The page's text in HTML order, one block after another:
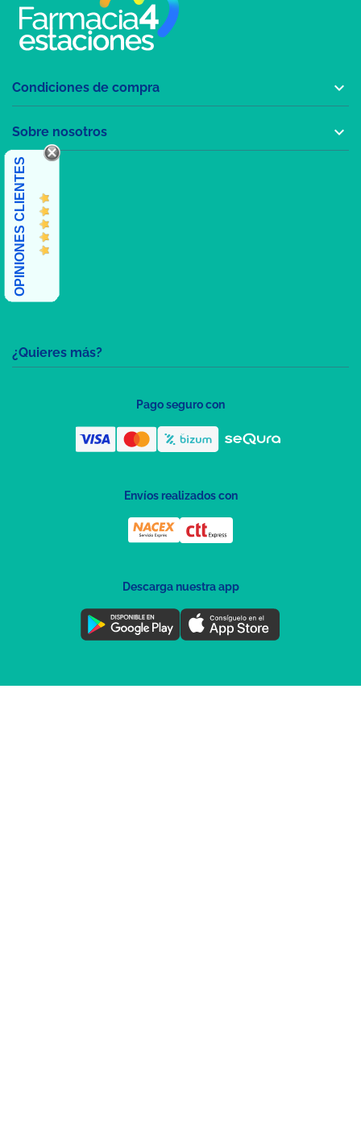
¿Quieres más?
Condiciones de compra 
Sobre nosotros 
OPINIONES CLIENTES
Pago seguro con
Envíos realizados con
Descarga nuestra app